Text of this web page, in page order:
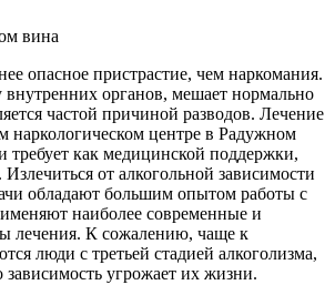
опасное пристрастие, чем наркомания.
органов, мешает нормально
частой причиной разводов. Лечение
наркологическом центре в Радужном
требует как медицинской поддержки,
Излечиться от алкогольной зависимости
обладают большим опытом работы с
наиболее современные и
лечения. К сожалению, чаще к
люди с третьей стадией алкоголизма,
зависимость угрожает их жизни.